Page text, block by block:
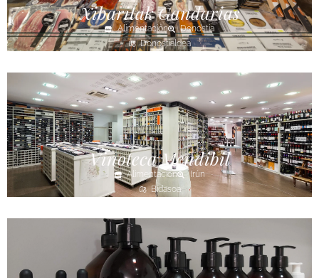
Xibaritak Gandarias
Alimentación
Donostia
Donostialdea
Vinoteca Mendibil
Alimentación
Irún
Bidasoa